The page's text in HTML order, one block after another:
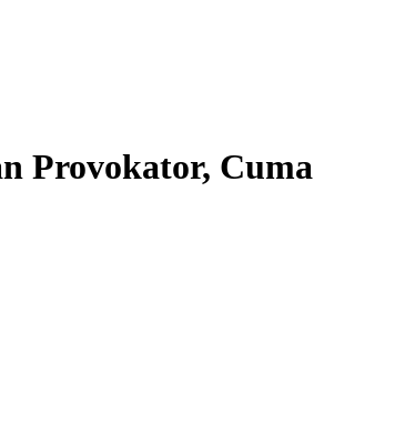
Provokator, Cuma